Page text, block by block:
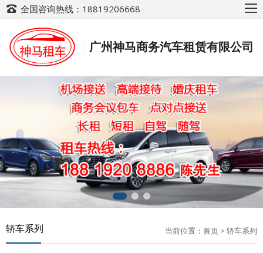
全国咨询热线：18819206668
广州神马商务汽车租赁有限公司
轿车系列 当前位置： 首页 > 轿车系列